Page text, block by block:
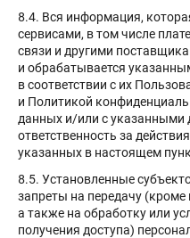
8.4. Вся информация,
сервисами, в том числе
связи и другими
и обрабатывается
в соответствии с их
и Политикой
данных и/или с указанными
ответственность за
указанных в настоящем
8.5. Установленные
запреты на передачу (кроме
а также на обработку или
получения доступа)